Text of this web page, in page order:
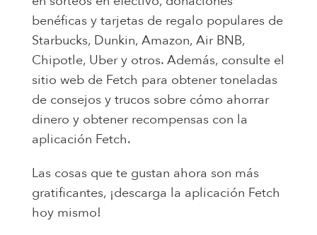
benéficas y tarjetas de regalo populares de
Starbucks, Dunkin, Amazon, Air BNB,
Chipotle, Uber y otros. Además, consulte el
sitio web de Fetch para obtener toneladas
de consejos y trucos sobre cómo ahorrar
dinero y obtener recompensas con la
aplicación Fetch.
Las cosas que te gustan ahora son más
gratificantes, ¡descarga la aplicación Fetch
hoy mismo!